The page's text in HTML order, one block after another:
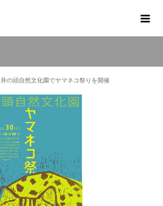
井の頭自然文化園でヤマネコ祭りを開催